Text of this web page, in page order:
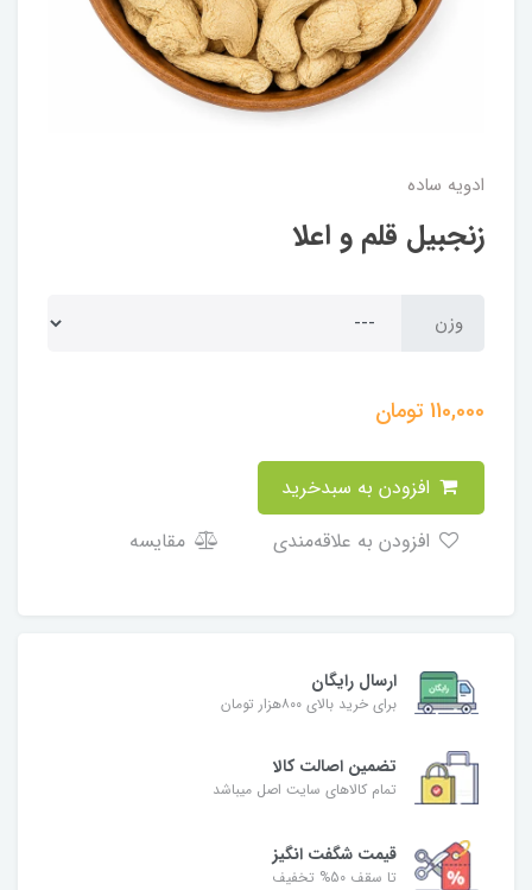
ادویه ساده
زنجبیل قلم و اعلا
وزن
110,000تومان
مقایسه
ارسال رایگان
برای خرید بالای ۸۰۰هزار تومان
تضمین اصالت کالا
تمام کالاهای سایت اصل میباشد
قیمت شگفت انگیز
تا سقف 50% تخفیف